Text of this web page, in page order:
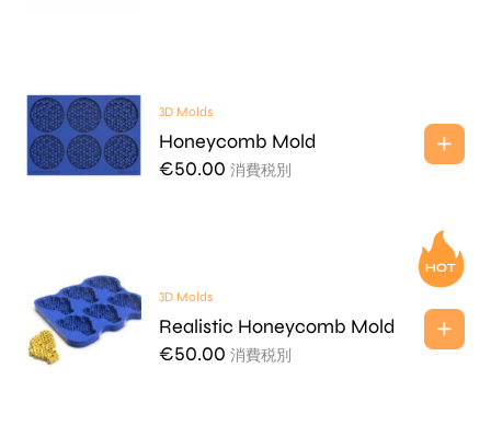
3D Molds
Honeycomb Mold
€50.00 消費税別
3D Molds
Realistic Honeycomb Mold
€50.00 消費税別